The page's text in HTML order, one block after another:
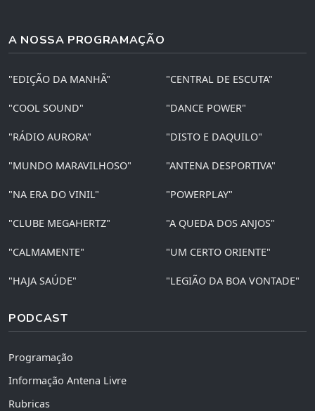
A NOSSA PROGRAMAÇÃO
"EDIÇÃO DA MANHÃ" "CENTRAL DE ESCUTA"
"COOL SOUND" "DANCE POWER"
"RÁDIO AURORA" "DISTO E DAQUILO"
"MUNDO MARAVILHOSO" "ANTENA DESPORTIVA"
"NA ERA DO VINIL" "POWERPLAY"
"CLUBE MEGAHERTZ" "A QUEDA DOS ANJOS"
"CALMAMENTE" "UM CERTO ORIENTE"
"HAJA SAÚDE" "LEGIÃO DA BOA VONTADE"
PODCAST
Programação
Informação Antena Livre
Rubricas